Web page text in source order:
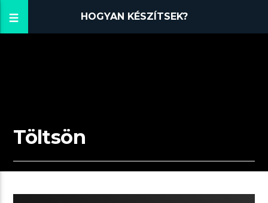
HOGYAN KÉSZÍTSEK?
Töltsön